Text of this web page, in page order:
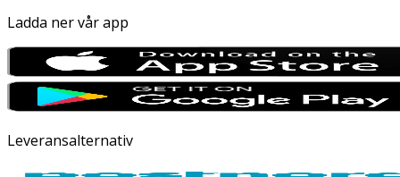
Ladda ner vår app
Leveransalternativ